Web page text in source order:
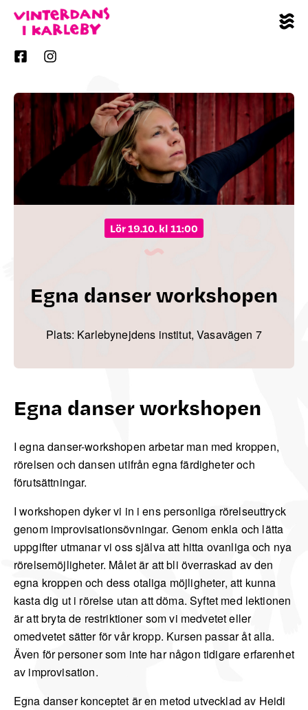
lör 19.10. kl 11:00
Egna danser workshopen
Plats: Karlebynejdens institut, Vasavägen 7
Egna danser workshopen
I egna danser-workshopen arbetar man med kroppen,
rörelsen och dansen utifrån egna färdigheter och
förutsättningar.
I workshopen dyker vi in ​​i ens personliga rörelseuttryck
genom improvisationsövningar. Genom enkla och lätta
uppgifter utmanar vi oss själva att hitta ovanliga och nya
rörelsemöjligheter. Målet är att bli överraskad av den
egna kroppen och dess otaliga möjligheter, att kunna
kasta dig ut i rörelse utan att döma. Syftet med lektionen
är att bryta de restriktioner som vi medvetet eller
omedvetet sätter för vår kropp. Kursen passar åt alla.
Även för personer som inte har någon tidigare erfarenhet
av improvisation.
Egna danser konceptet är en metod utvecklad av Heidi